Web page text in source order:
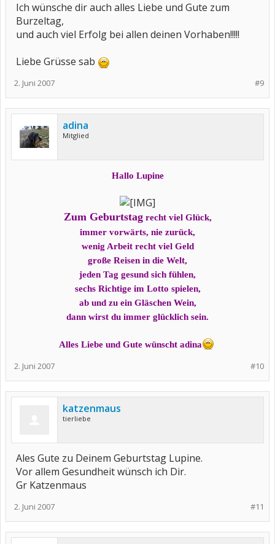
Ich wünsche dir auch alles Liebe und Gute zum
Burzeltag,
und auch viel Erfolg bei allen deinen Vorhaben!!!!!
Liebe Grüsse sab
#9
2. Juni 2007
adina
Mitglied
Hallo Lupine
Zum Geburtstagrecht viel Glück,
immer vorwärts, nie zurück,
wenig Arbeit recht viel Geld
große Reisen in die Welt,
jeden Tag gesund sich fühlen,
sechs Richtige im Lotto spielen,
ab und zu ein Gläschen Wein,
dann wirst du immer glücklich sein.
Alles Liebe und Gute wünscht adina
#10
2. Juni 2007
katzenmaus
tierliebe
Ales Gute zu Deinem Geburtstag Lupine.
Vor allem Gesundheit wünsch ich Dir.
Gr Katzenmaus
#11
2. Juni 2007